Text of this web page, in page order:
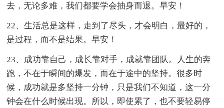
去，无论多难，我们都要学会抽身而退。早安！
22、生活总是这样，走到了尽头，才会明白，最好的，
是过程，而不是结果。早安！
23、成功靠自己，成长靠对手，成就靠团队。人生的奔
跑，不在于瞬间的爆发，而在于途中的坚持。很多时
候，成功就是多坚持一分钟，只是我们不知道，这一分
钟会在什么时候出现。所以，即使累了，也不要轻易停